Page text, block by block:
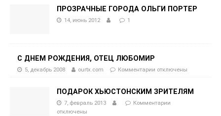
ПРОЗРАЧНЫЕ ГОРОДА ОЛЬГИ ПОРТЕР
14, июнь 2012 1
С ДНЕМ РОЖДЕНИЯ, ОТЕЦ ЛЮБОМИР
5, декабрь 2008 ourtx.com Комментарии отключены
ПОДАРОК ХЬЮСТОНСКИМ ЗРИТЕЛЯМ
7, февраль 2013
Комментарии
отключены